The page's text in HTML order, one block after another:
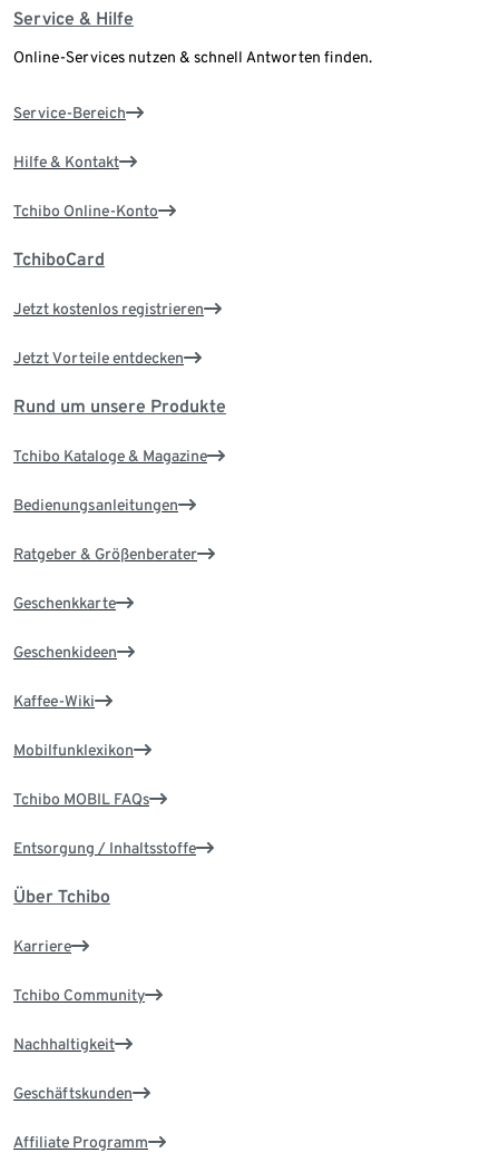
Service & Hilfe
Online-Services nutzen & schnell Antworten finden.
Service-Bereich
Hilfe & Kontakt
Tchibo Online-Konto
TchiboCard
Jetzt kostenlos registrieren
Jetzt Vorteile entdecken
Rund um unsere Produkte
Tchibo Kataloge & Magazine
Bedienungsanleitungen
Ratgeber & Größenberater
Geschenkkarte
Geschenkideen
Kaffee-Wiki
Mobilfunklexikon
Tchibo MOBIL FAQs
Entsorgung / Inhaltsstoffe
Über Tchibo
Karriere
Tchibo Community
Nachhaltigkeit
Geschäftskunden
Affiliate Programm